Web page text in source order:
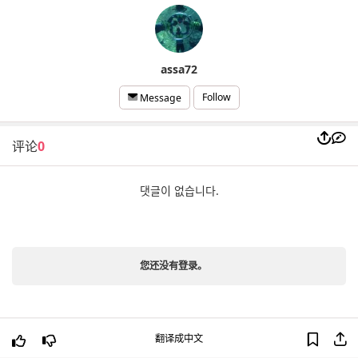
assa72
Message Follow
评论0
댓글이 없습니다.
您还没有登录。
翻译成中文